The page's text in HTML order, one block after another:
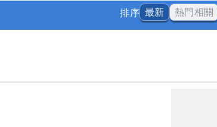
排序 最新 熱門相關